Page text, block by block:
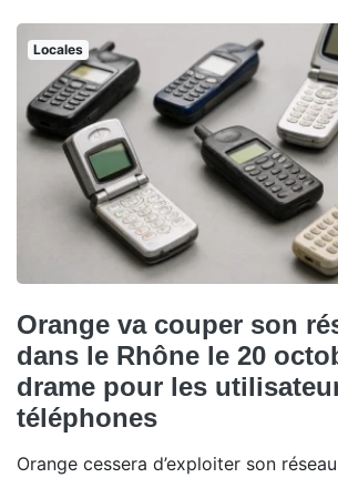
Locales
Orange va couper son
dans le Rhône le 20
drame pour les
téléphones
Orange cessera d’exploiter son